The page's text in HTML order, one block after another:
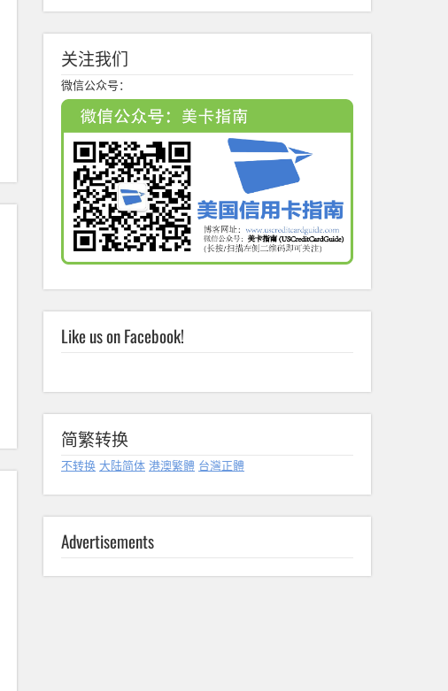
关注我们
微信公众号：
Like us on Facebook!
简繁转换
不转换 大陆简体 港澳繁體 台灣正體
Advertisements